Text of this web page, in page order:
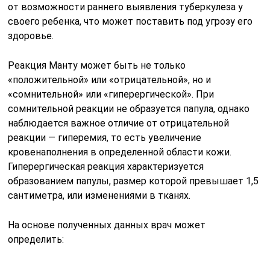
от возможности раннего выявления туберкулеза у
своего ребенка, что может поставить под угрозу его
здоровье.
Реакция Манту может быть не только
«положительной» или «отрицательной», но и
«сомнительной» или «гиперергической». При
сомнительной реакции не образуется папула, однако
наблюдается важное отличие от отрицательной
реакции — гиперемия, то есть увеличение
кровенаполнения в определенной области кожи.
Гиперергическая реакция характеризуется
образованием папулы, размер которой превышает 1,5
сантиметра, или изменениями в тканях.
На основе полученных данных врач может
определить: